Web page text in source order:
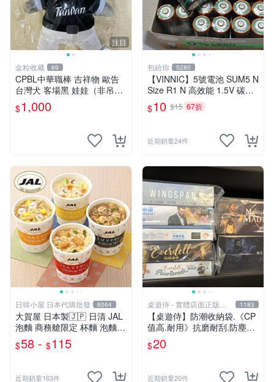
注目
金粒收藏 69
CPBL中華職棒 吉祥物 歐告
台灣犬 客場黑 娃娃（非吊
飾）
$1,000
包給你 5280
【VINNIC】5號電池 SUM5 N
Size R1 N 高效能 1.5V 碳鋅
電池 鋅錳
$10 $15 67折
近期銷量24件
日韓小屋 日本代購批發 6064
大賀屋 日本製🇯🇵 日清 JAL
泡麵 商務艙限定 杯麵 泡麵
海鮮什錦 和風醬油拉麵 日航
正版 J00051341
$58 - $115
近期銷量163件
桌遊侍 - 實體店面正版專
賣
1183
【桌遊侍】防潮收納袋.《CP
值高.耐用》抗磨耐刮.防塵實
用.保護桌遊.桌遊周邊.牌套
外的新選擇.大量優惠.桌遊收
$20
近期銷量20件